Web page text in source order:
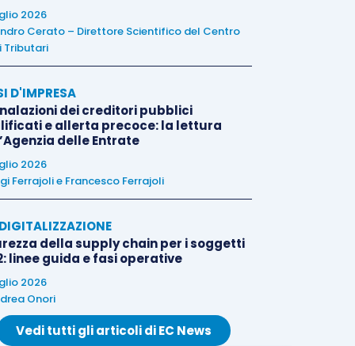
2026
Cerato – Direttore Scientifico del Centro
Tributari
D'IMPRESA
dei creditori pubblici
e allerta precoce: la lettura
delle Entrate
2026
Ferrajolie Francesco Ferrajoli
della supply chain per i soggetti
linee guida e fasi operative
2026
Onori
Vedi tutti gli articoli di EC News